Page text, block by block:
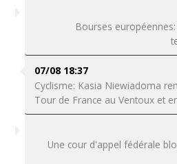
Bourses
07/08 18:37
Cyclisme: Kasia Niewiadoma
Tour de France au Ventoux et
Une cour d'appel fédérale